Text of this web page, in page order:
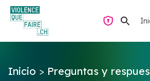
Preguntas y respuestas
Navegación privada
Inicio > Preguntas y